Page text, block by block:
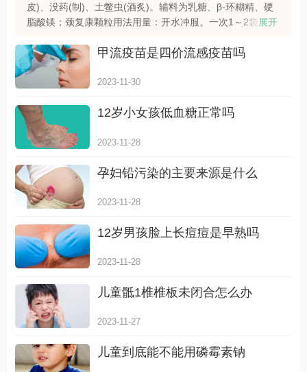
皮)、没药(制)、土鳖虫(酒炙)。辅料为乳糖、β-环糊精、硬
脂酸镁；颈复康颗粒用法用量：开水冲服。一次1～2袋，一
细说明书。
展开
甲流疫苗是四价流感疫苗吗
2023-11-30
12岁小女孩低血糖正常吗
2023-11-28
孕妇铅污染的主要来源是什么
2023-11-28
12岁男孩脸上长痘痘是早熟吗
2023-11-28
儿童骶1椎椎板未闭合怎么办
2023-11-27
儿童到底能不能用磷霉素钠